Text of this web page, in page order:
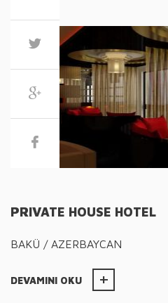
PRIVATE HOUSE HOTEL
BAKÜ / AZERBAYCAN
DEVAMINI OKU